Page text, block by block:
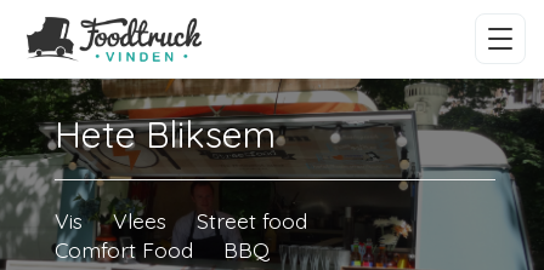
Hete Bliksem
Vis Vlees
Street food
Comfort Food
BBQ